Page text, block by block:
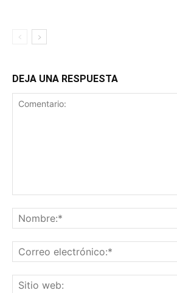
DEJA UNA RESPUESTA